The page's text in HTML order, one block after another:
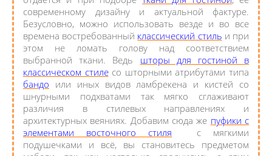
современному дизайну и актуальной фактуре.
Безусловно, можно использовать везде и во все
времена востребованный классический стиль и при
этом не ломать голову над соответствием
выбранной ткани. Ведь шторы для гостиной в
классическом стилесо шторными атрибутами типа
бандо или иных видов ламбрекена и кистей со
шнурными подхватами так мягко сглаживают
различия в стилевых направлениях и
архитектурных веяниях. Добавим сюда же пуфики с
элементами восточного стиля с мягкими
подушечками и всё, вы становитесь предметом